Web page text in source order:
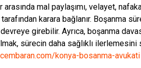
mal paylaşımı, velayet,
karara bağlanır. Boşanma
girebilir. Ayrıca, boşanma
sürecin daha sağlıklı
konya-bosanma-avukati